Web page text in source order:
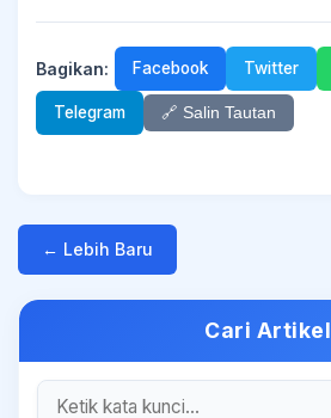
Bagikan: Facebook Twitter
Telegram 🔗 Salin Tautan
← Lebih Baru
Cari Artikel